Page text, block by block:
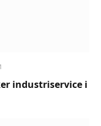
industriservice i